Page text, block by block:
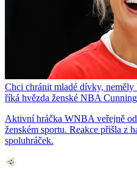
Chci chránit mladé dívky,
říká hvězda ženské NBA
Aktivní hráčka WNBA veřejně
ženském sportu. Reakce přišla z
spoluhráček.